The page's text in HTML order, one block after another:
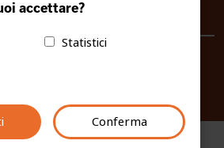
|fiso@pec-mail.eu
accettare?
Statistici
Conferma